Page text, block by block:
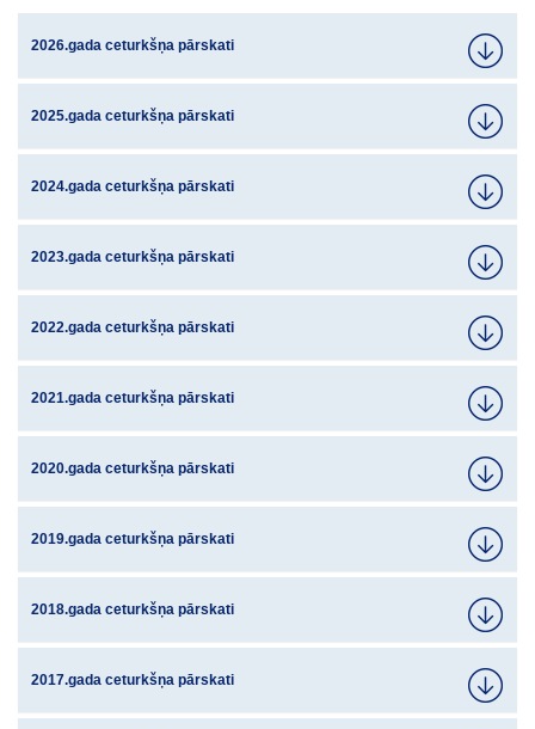
2026.gada ceturkšņa pārskati
2025.gada ceturkšņa pārskati
2024.gada ceturkšņa pārskati
2023.gada ceturkšņa pārskati
2022.gada ceturkšņa pārskati
2021.gada ceturkšņa pārskati
2020.gada ceturkšņa pārskati
2019.gada ceturkšņa pārskati
2018.gada ceturkšņa pārskati
2017.gada ceturkšņa pārskati